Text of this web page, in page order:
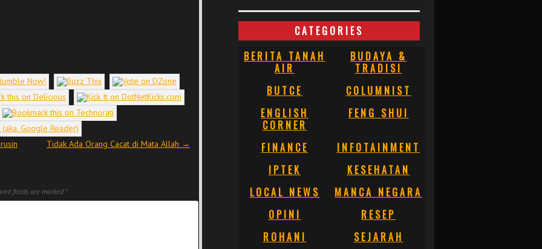
Tidak Ada Orang Cacat di Mata Allah →
fields are marked *
CATEGORIES
BERITA TANAH
AIR
BUDAYA &
TRADISI
BUTCE
COLUMNIST
ENGLISH
CORNER
FENG SHUI
FINANCE
INFOTAINMENT
IPTEK
KESEHATAN
LOCAL NEWS
MANCA NEGARA
OPINI
RESEP
ROHANI
SEJARAH